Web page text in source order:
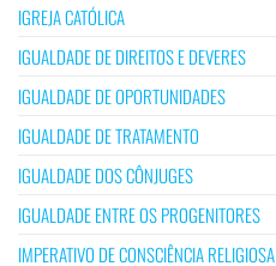
IGREJA CATÓLICA
IGUALDADE DE DIREITOS E DEVERES
IGUALDADE DE OPORTUNIDADES
IGUALDADE DE TRATAMENTO
IGUALDADE DOS CÔNJUGES
IGUALDADE ENTRE OS PROGENITORES
IMPERATIVO DE CONSCIÊNCIA RELIGIOSA